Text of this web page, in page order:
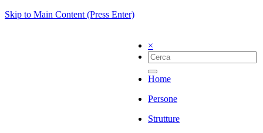
Skip to Main Content (Press Enter)
×
Home
Persone
Strutture